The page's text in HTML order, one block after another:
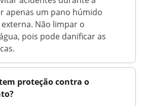
apenas um pano húmido
Não limpar o
pois pode danificar as
proteção contra o